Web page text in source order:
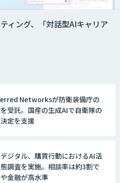
を進化させる対話型AIエージェ
AI’mON for WEB」
研修サービス「CCAL研修」
ンプ」
ィング、「対話型AIキャリア
Networksが防衛装備庁の
受託。国産の生成AIで自衛隊の
定を支援
ジタル、購買行動におけるAI活
調査を実施。相談率は約3割で
金融が高水準